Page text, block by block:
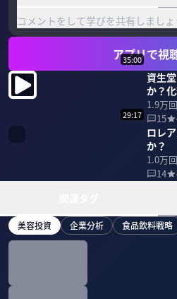
コメントをして学びを共有しましょ
アプリで視
35:00
資生
か？
1.9万
15
29:17
ロレ
か？
1.0万
14
美容投資 企業分析 食品飲料戦略